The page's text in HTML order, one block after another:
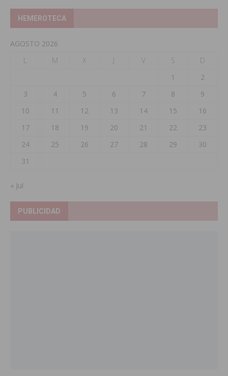
HEMEROTECA
AGOSTO 2026
L
M X J V S
D
1
2
3
4 5 6 7 8
9
10
11 12 13 14 15
16
17
18 19 20 21 22
23
24
25 26 27 28 29
30
31
« Jul
PUBLICIDAD